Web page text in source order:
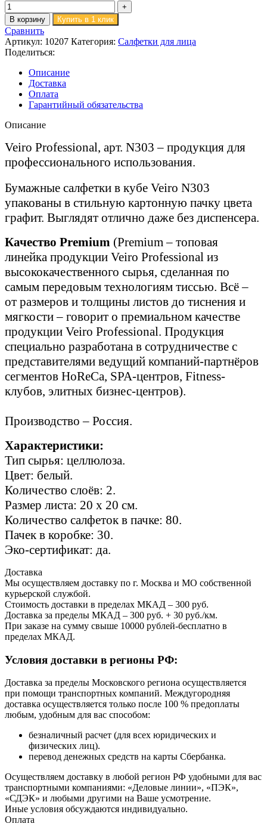
В корзину Купить в 1 клик
Сравнить
Артикул: 10207 Категория: Салфетки для лица
Поделиться:
Описание
Доставка
Оплата
Гарантийный обязательства
Описание
Veiro Professional, арт. N303 – продукция для
профессионального использования.
Бумажные салфетки в кубе Veiro N303
упакованы в стильную картонную пачку цвета
графит. Выглядят отлично даже без диспенсера.
Качество Premium (Premium – топовая
линейка продукции Veiro Professional из
высококачественного сырья, сделанная по
самым передовым технологиям тиссью. Всё –
от размеров и толщины листов до тиснения и
мягкости – говорит о премиальном качестве
продукции Veiro Professional. Продукция
специально разработана в сотрудничестве с
представителями ведущий компаний-партнёров
сегментов HoReCa, SPA-центров, Fitness-
клубов, элитных бизнес-центров).
Производство – Россия.
Характеристики:
Тип сырья: целлюлоза.
Цвет: белый.
Количество слоёв: 2.
Размер листа: 20 х 20 см.
Количество салфеток в пачке: 80.
Пачек в коробке: 30.
Эко-сертификат: да.
Доставка
Мы осуществляем доставку по г. Москва и МО собственной
курьерской службой.
Стоимость доставки в пределах МКАД – 300 руб.
Доставка за пределы МКАД – 300 руб. + 30 руб./км.
При заказе на сумму свыше 10000 рублей-бесплатно в
пределах МКАД.
Условия доставки в регионы РФ:
Доставка за пределы Московского региона осуществляется
при помощи транспортных компаний. Междугородняя
доставка осуществляется только после 100 % предоплаты
любым, удобным для вас способом:
безналичный расчет (для всех юридических и
физических лиц).
перевод денежных средств на карты Сбербанка.
Осуществляем доставку в любой регион РФ удобными для вас
транспортными компаниями: «Деловые линии», «ПЭК»,
«СДЭК» и любыми другими на Ваше усмотрение.
Иные условия обсуждаются индивидуально.
Оплата